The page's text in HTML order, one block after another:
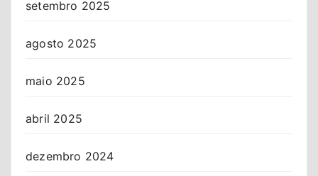
setembro 2025
agosto 2025
maio 2025
abril 2025
dezembro 2024